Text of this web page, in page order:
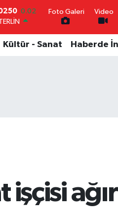
0.2
ALTIN
0.32
Foto Galeri Video
Kültür - Sanat Haberde
ağır